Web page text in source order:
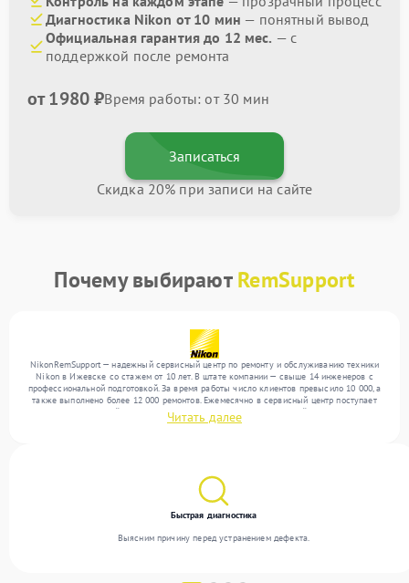
Диагностика Nikon от 10 мин — понятный вывод
Официальная гарантия до 12 мес. — с
поддержкой после ремонта
от 1980 ₽Время работы: от 30 мин
Записаться
Скидка 20% при записи на сайте
Почему выбираютRemSupport
NikonRemSupport — надежный сервисный центр по ремонту и обслуживанию техники
Nikon в Ижевске со стажем от 10 лет. В штате компании — свыше 14 инженеров с
профессиональной подготовкой. За время работы число клиентов превысило 10 000, а
также выполнено более 12 000 ремонтов. Ежемесячно в сервисный центр поступает
более 300 устройств, включая , , . Мы беремся за задачи любой сложности и
поддерживаем высокий стандарт качества благодаря использованию современного
Читать далее
Быстрая диагностика
Выясним причину перед устранением дефекта.